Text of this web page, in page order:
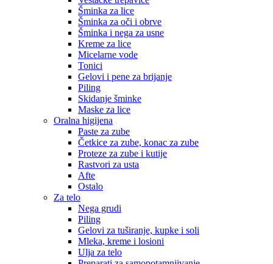
Šminka za lice
Šminka za oči i obrve
Šminka i nega za usne
Kreme za lice
Micelarne vode
Tonici
Gelovi i pene za brijanje
Piling
Skidanje šminke
Maske za lice
Oralna higijena
Paste za zube
Četkice za zube, konac za zube
Proteze za zube i kutije
Rastvori za usta
Afte
Ostalo
Za telo
Nega grudi
Piling
Gelovi za tuširanje, kupke i soli
Mleka, kreme i losioni
Ulja za telo